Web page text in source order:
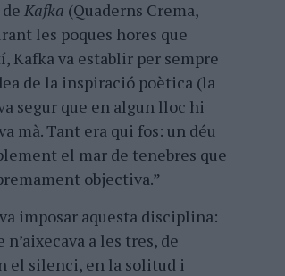
Kafka (Quaderns Crema,
les poques hores que
Kafka va establir per sempre
de la inspiració poètica (la
segur que en algun lloc hi
mà. Tant era qui fos: un déu
el mar de tenebres que
objectiva.”
imposar aquesta disciplina:
a les tres, de
el silenci, en la solitud i